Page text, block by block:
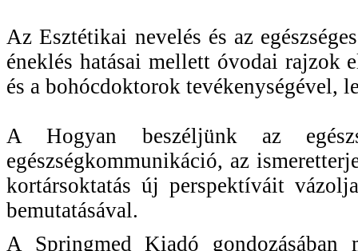
Az Esztétikai nevelés és az
éneklés hatásai mellett óvodai rajzok
és a bohócdoktorok tevékenységével,
A Hogyan beszéljünk az
egészségkommunikáció, az
kortársoktatás új perspektíváit
bemutatásával.
A Springmed Kiadó gondozásában